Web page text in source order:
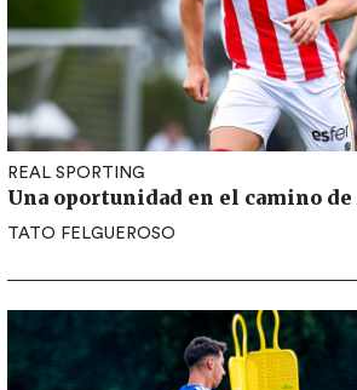
REAL SPORTING
Una oportunidad en el camino de
TATO FELGUEROSO